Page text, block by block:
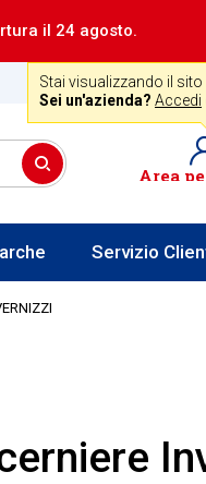
il 24 agosto.
Assistenza gratuita
dal lun al ven 8-12 14-18
Stai visualizzando il sito
Sei un'azienda? Accedi
Area
Servizio